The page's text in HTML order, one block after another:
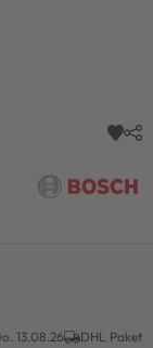
13.08.26 DHL Paket